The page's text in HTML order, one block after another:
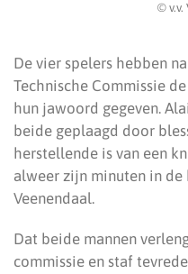
© v.v.
De vier spelers hebben
Technische Commissie
hun jawoord gegeven.
beide geplaagd door
herstellende is van een
alweer zijn minuten in de
Veenendaal.
Dat beide mannen
commissie en staf